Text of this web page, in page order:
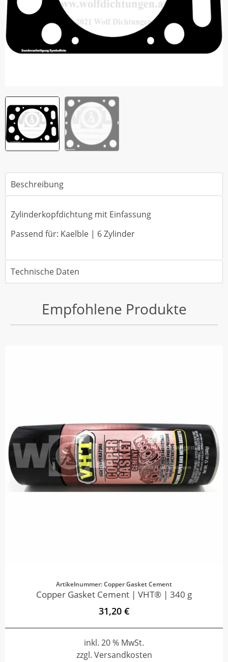
Beschreibung
Zylinderkopfdichtung mit Einfassung
Passend für: Kaelble | 6 Zylinder
Technische Daten
Empfohlene Produkte
Artikelnummer: Copper Gasket Cement
Copper Gasket Cement | VHT® | 340 g
31,20 €
inkl. 20 % MwSt.
zzgl. Versandkosten